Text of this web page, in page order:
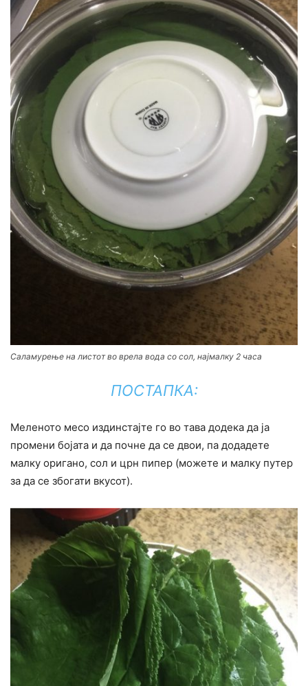
Саламурење на листот во врела вода со сол, најмалку 2 часа
ПОСТАПКА:
Меленото месо издинстајте го во тава додека да ја
промени бојата и да почне да се двои, па додадете
малку оригано, сол и црн пипер (можете и малку путер
за да се збогати вкусот).